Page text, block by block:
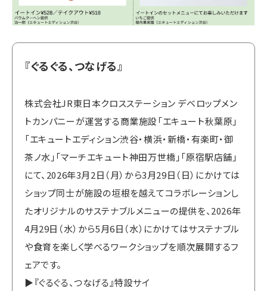
『ぐるぐる、つなげる』
株式会社JR東日本クロスステーション デベロップメン
トカンパニーが運営する商業施設「エキュート秋葉原」
「エキュートエディション渋谷・横浜・新橋・有楽町・御
茶ノ水」「マーチエキュート神田万世橋」「原宿駅店舗」
にて、2026年3月2日（月）から3月29日（日）にかけては
ショップ同士が施設の垣根を越えてコラボレーションし
たオリジナルのサステナブルメニューの提供を、2026年
4月29日（水）から5月6日（水）にかけてはサステナブル
や食育を楽しく学べるワークショップを順次展開するフ
ェアです。
▶『ぐるぐる、つなげる』特設サイ